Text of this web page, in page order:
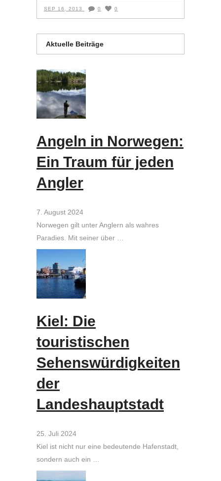
SEP 16, 2013 0 0
Aktuelle Beiträge
Angeln in Norwegen:
Ein Traum für jeden
Angler
7. August 2024
Norwegen gilt unter Anglern als wahres
Paradies. Mit seiner über …
Kiel: Die
touristischen
Sehenswürdigkeiten
der
Landeshauptstadt
25. Juli 2024
Kiel ist nicht nur eine bedeutende Hafenstadt,
sondern auch ein …